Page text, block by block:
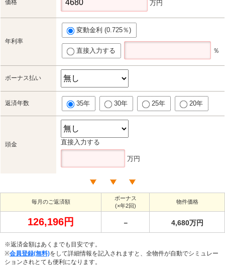
価格 万円
年利率
変動金利 (0.725％)
直接入力する ％
ボーナス払い
返済年数 35年 30年 25年 20年
頭金 直接入力する
万円
毎月のご返済額
ボーナス
(×年2回)
物件価格
126,196円 － 4,680万円
※返済金額はあくまでも目安です。
※会員登録(無料)をして詳細情報を記入されますと、全物件が自動でシミュレー
ションされとても便利になります。